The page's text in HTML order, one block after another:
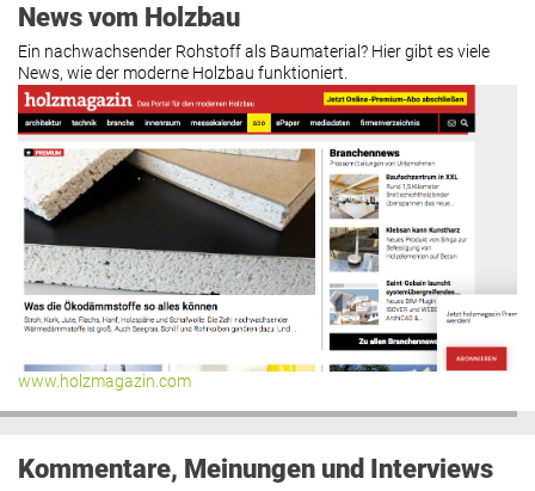
News vom Holzbau
Ein nachwachsender Rohstoff als Baumaterial? Hier gibt es viele
News, wie der moderne Holzbau funktioniert.
www.holzmagazin.com
Kommentare, Meinungen und Interviews